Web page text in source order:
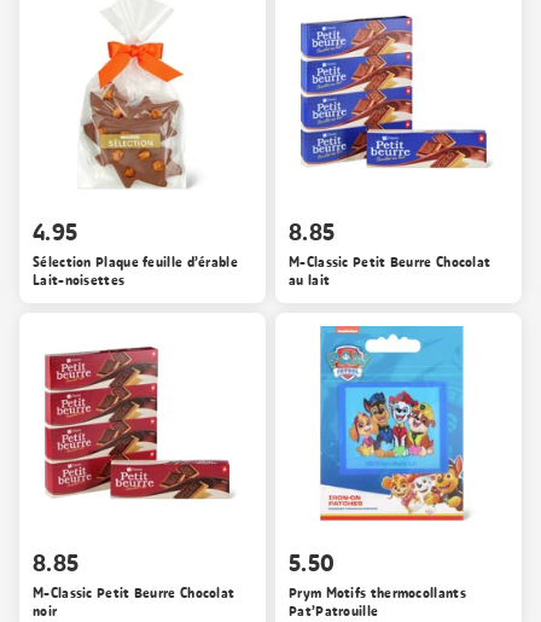
4.95
Sélection Plaque feuille d’érable
Lait-noisettes
8.85
M-Classic Petit Beurre Chocolat
au lait
8.85
M-Classic Petit Beurre Chocolat
noir
5.50
Prym Motifs thermocollants
Pat’Patrouille